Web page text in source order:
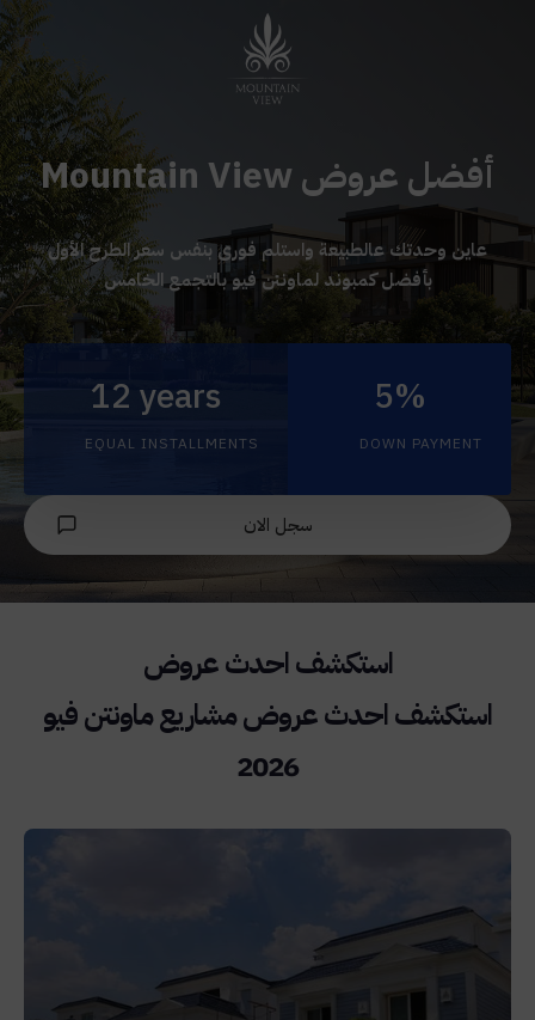
أفضل عروض Mountain View
عاين وحدتك عالطبيعة واستلم فورى بنفس سعر الطرح الأول
بأفضل كمبوند لماونتن فيو بالتجمع الخامس
5%
DOWN PAYMENT
12 years
EQUAL INSTALLMENTS
سجل الان
استكشف احدث عروض مشاريع ماونتن فيو
2026